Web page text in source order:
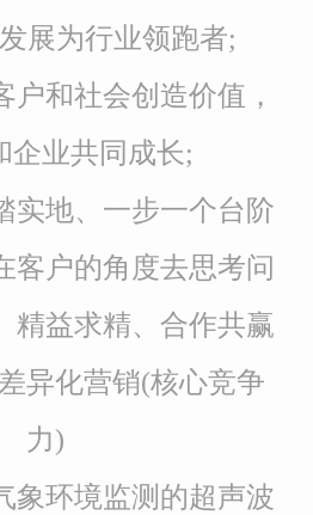
展为行业领跑者;
户和社会创造价值，
企业共同成长;
实地、一步一个台阶
客户的角度去思考问
精益求精、合作共赢
异化营销(核心竞争
力)
象环境监测的超声波